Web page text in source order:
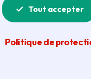
Tout accepter
Politique de